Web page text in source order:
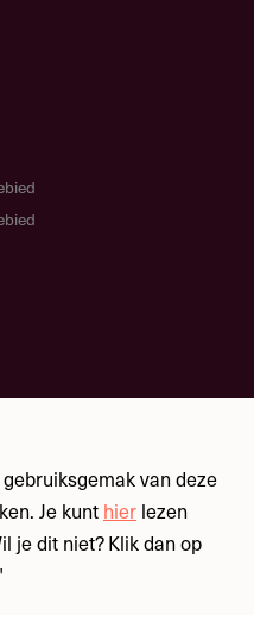
en
van deze
Je kunt hier lezen
je dit niet? Klik dan op